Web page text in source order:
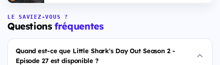
LE SAVIEZ-VOUS ?
Questionsfréquentes
Quand est-ce que Little Shark's Day Out Season 2 -
Episode 27 est disponible ?